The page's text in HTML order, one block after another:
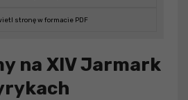
stronę w formacie PDF
na XIV Jarmark